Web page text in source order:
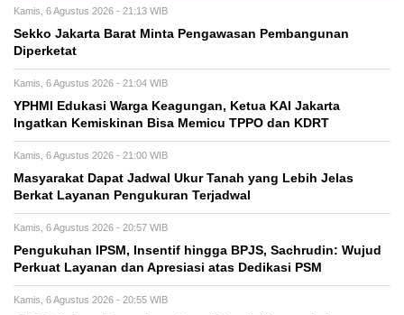
Kamis, 6 Agustus 2026 - 21:13 WIB
Sekko Jakarta Barat Minta Pengawasan Pembangunan
Diperketat
Kamis, 6 Agustus 2026 - 21:04 WIB
YPHMI Edukasi Warga Keagungan, Ketua KAI Jakarta
Ingatkan Kemiskinan Bisa Memicu TPPO dan KDRT
Kamis, 6 Agustus 2026 - 21:00 WIB
Masyarakat Dapat Jadwal Ukur Tanah yang Lebih Jelas
Berkat Layanan Pengukuran Terjadwal
Kamis, 6 Agustus 2026 - 20:57 WIB
Pengukuhan IPSM, Insentif hingga BPJS, Sachrudin: Wujud
Perkuat Layanan dan Apresiasi atas Dedikasi PSM
Kamis, 6 Agustus 2026 - 20:55 WIB